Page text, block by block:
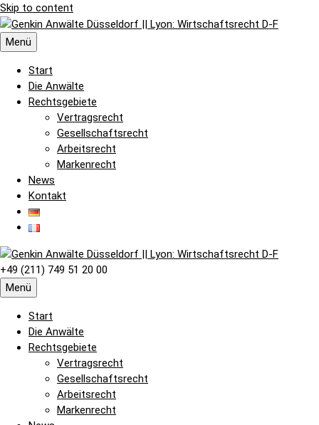
Skip to content
Menü
Start
Die Anwälte
Rechtsgebiete
Vertragsrecht
Gesellschaftsrecht
Arbeitsrecht
Markenrecht
News
Kontakt
+49 (211) 749 51 20 00
Menü
Start
Die Anwälte
Rechtsgebiete
Vertragsrecht
Gesellschaftsrecht
Arbeitsrecht
Markenrecht